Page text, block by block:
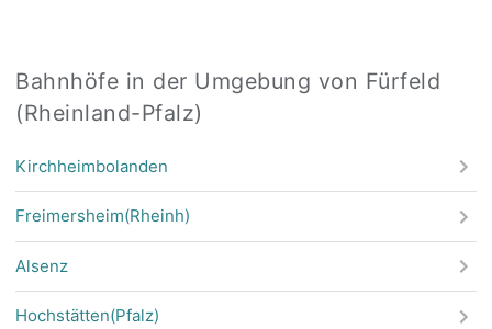
Bahnhöfe in der Umgebung von Fürfeld
(Rheinland-Pfalz)
Kirchheimbolanden
Freimersheim(Rheinh)
Alsenz
Hochstätten(Pfalz)